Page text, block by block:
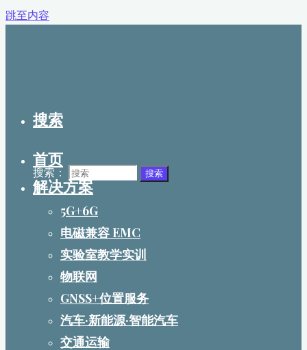
跳至内容
搜索
搜索： 搜索
首页
解决方案
5G+6G
电磁兼容 EMC
实验室教学实训
物联网
GNSS+位置服务
汽车·新能源·智能汽车
交通运输